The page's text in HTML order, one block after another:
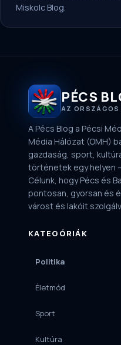
Miskolc Blog.
PÉCS
AZ
A Pécs Blog a Pécsi
Média Hálózat (OMH)
gazdaság, sport,
történetek egy helyen
Célunk, hogy Pécs és
pontosan, gyorsan és
várost és lakóit
KATEGÓRIÁK
Politika
Életmód
Sport
Kultúra